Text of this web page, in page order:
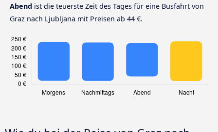
Abend ist die teuerste Zeit des Tages für eine Busfahrt von
Graz nach Ljubljana mit Preisen ab 44 €.